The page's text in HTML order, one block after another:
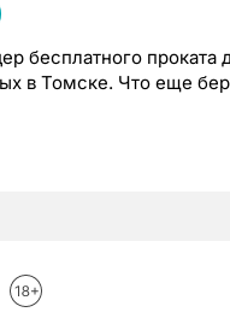
бесплатного проката
в Томске. Что еще